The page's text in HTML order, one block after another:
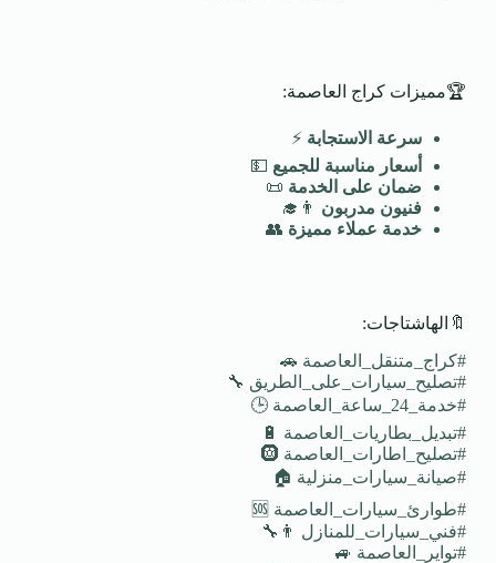
🏆مميزات كراج العاصمة:
سرعة الاستجابة ⚡
أسعار مناسبة للجميع 💵
ضمان على الخدمة 📜
فنيون مدربون 👨‍🎓
خدمة عملاء مميزة 👥
🔖الهاشتاجات:
#كراج_متنقل_العاصمة 🚗
#تصليح_سيارات_على_الطريق 🔧
#خدمة_24_ساعة_العاصمة 🕒
#تبديل_بطاريات_العاصمة 🔋
#تصليح_اطارات_العاصمة 🛞
#صيانة_سيارات_منزلية 🏠
#طوارئ_سيارات_العاصمة 🆘
#فني_سيارات_للمنازل 👨‍🔧
#تواير_العاصمة 🚙